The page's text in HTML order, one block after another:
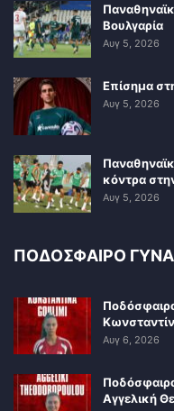
Βουλγαρία
Αυγ 5, 2026
Επίσημα
Αυγ 5, 2026
κόντρα
Αυγ 5, 2026
ΠΟΔΟΣΦΑΙΡΟ
Αυγ 6, 2026
Αγγελική